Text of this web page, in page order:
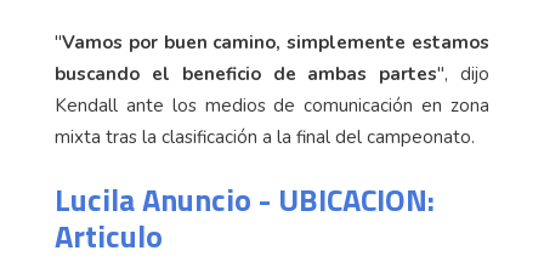
"Vamos por buen camino, simplemente estamos
buscando el beneficio de ambas partes", dijo
Kendall ante los medios de comunicación en zona
mixta tras la clasificación a la final del campeonato.
Lucila Anuncio - UBICACION:
Articulo